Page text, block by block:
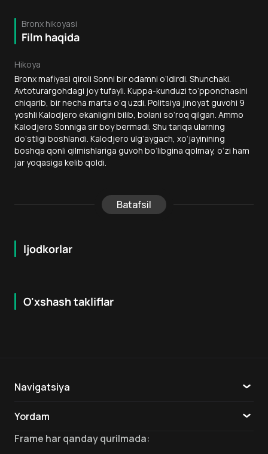
Bronx hikoyasi
Film haqida
Hikoya
Bronx mafiyasi qiroli Sonni bir odamni o‘ldirdi. Shunchaki.
Avtoturargohdagi joy tufayli. Kuppa-kunduzi to‘pponchasini
chiqarib, bir necha marta o‘q uzdi. Politsiya jinoyat guvohi 9
yoshli Kalodjero ekanligini bilib, bolani so‘roq qilgan. Ammo
Kalodjero Sonniga sir boy bermadi. Shu tariqa ularning
do‘stligi boshlandi. Kalodjero ulg‘aygach, xo‘jayinining
boshqa qonli qilmishlariga guvoh bo‘libgina qolmay, o‘zi ham
jar yoqasiga kelib qoldi.
Batafsil
Ijodkorlar
O'xshash takliflar
16 + 7.9
Navigatsiya
Yordam
Aloqa
Frame har qanday qurilmada: